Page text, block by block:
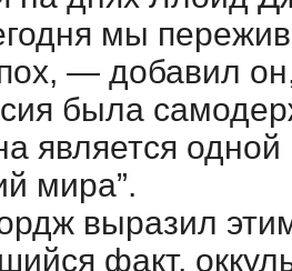
мы
— добавил
была
является
мира”.
выразил
факт,